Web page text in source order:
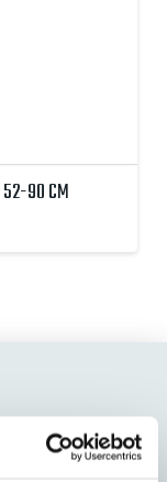
52-90 CM